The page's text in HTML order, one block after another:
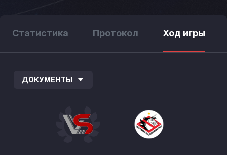
Статистика Протокол Ход игры
ДОКУМЕНТЫ